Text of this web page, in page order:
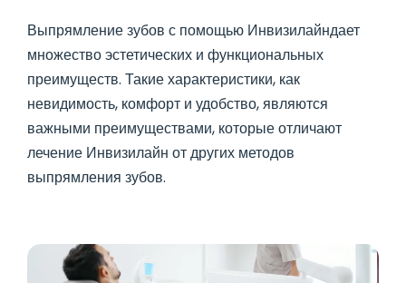
Выпрямление зубов с помощью Инвизилайндает
множество эстетических и функциональных
преимуществ. Такие характеристики, как
невидимость, комфорт и удобство, являются
важными преимуществами, которые отличают
лечение Инвизилайн от других методов
выпрямления зубов.